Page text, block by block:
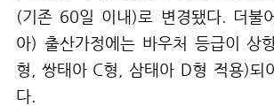
(기존 60일 이내 )로 변경됐다. 더불
아) 출산가정에는 바우처 등급이 상
형
쌍태아 C형 삼태아 D형 적용)되
다.